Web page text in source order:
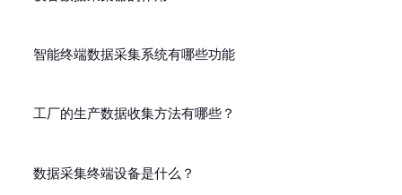
智能终端数据采集系统有哪些功能
工厂的生产数据收集方法有哪些？
数据采集终端设备是什么？